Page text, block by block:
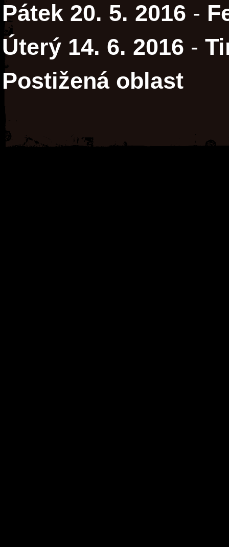
Pátek 20. 5. 2016 -
Úterý 14. 6. 2016 -
Postižená oblast